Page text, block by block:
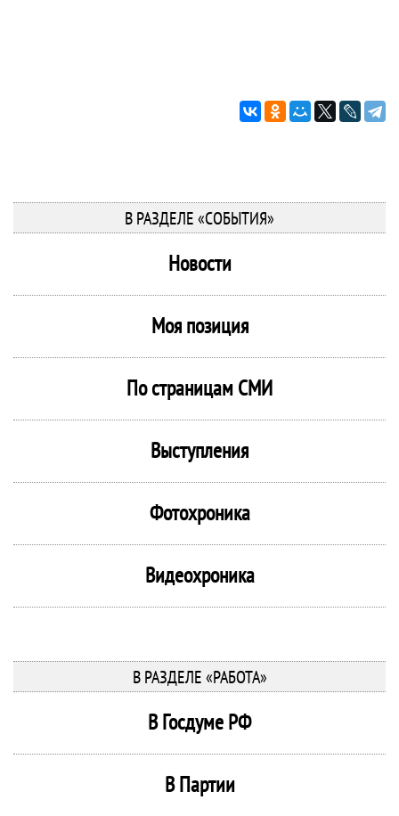
В РАЗДЕЛЕ «СОБЫТИЯ»
Новости
Моя позиция
По страницам СМИ
Выступления
Фотохроника
Видеохроника
В РАЗДЕЛЕ «РАБОТА»
В Госдуме РФ
В Партии